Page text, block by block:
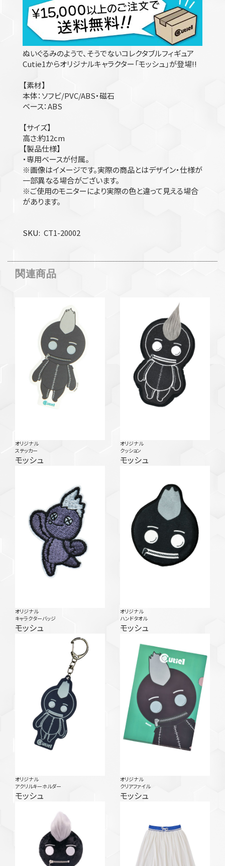
ぬいぐるみのようで、そうでないコレクタブルフィギュア
Cutie1からオリジナルキャラクター「モッシュ」が登場!!
【素材】
本体：ソフビ/PVC/ABS・磁石
ベース：ABS
【サイズ】
高さ:約12cm
【製品仕様】
・専用ベースが付属。
※画像はイメージです。実際の商品とはデザイン・仕様が
一部異なる場合がございます。
※ご使用のモニターにより実際の色と違って見える場合
があります。
SKU CT1-20002
関連商品
オリジナル
ステッカー
モッシュ
オリジナル
クッション
モッシュ
オリジナル
キャラクターバッジ
モッシュ
オリジナル
ハンドタオル
モッシュ
オリジナル
アクリルキーホルダー
モッシュ
オリジナル
クリアファイル
モッシュ